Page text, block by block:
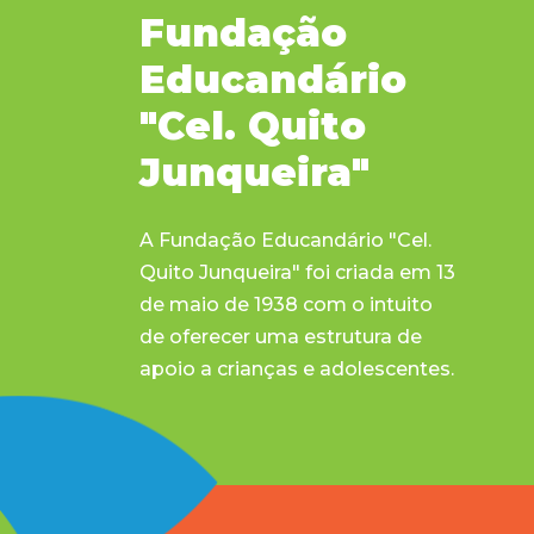
Fundação
Educandário
"Cel. Quito
Junqueira"
A Fundação Educandário "Cel.
Quito Junqueira" foi criada em 13
de maio de 1938 com o intuito
de oferecer uma estrutura de
apoio a crianças e adolescentes.